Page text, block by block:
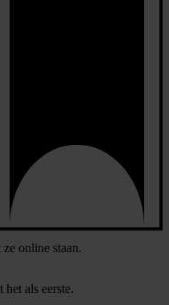
online staan.
als eerste.